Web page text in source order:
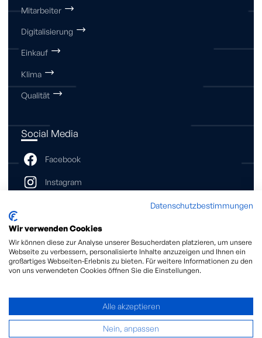
Mitarbeiter
Digitalisierung
Einkauf
Klima
Qualität
Social Media
Kontakt
Move Alliance GmbH
Neckarauer Str. 35/41
0621 – 33 03 – 0
s rvc m v - ll nc c m
Datenschutzbestimmungen
Wir verwenden Cookies
Wir können diese zur Analyse unserer Besucherdaten platzieren, um unsere
Webseite zu verbessern, personalisierte Inhalte anzuzeigen und Ihnen ein
großartiges Webseiten-Erlebnis zu bieten. Für weitere Informationen zu den
von uns verwendeten Cookies öffnen Sie die Einstellungen.
Alle akzeptieren
Nein, anpassen